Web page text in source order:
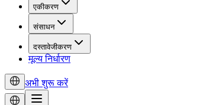
एकीकरण
संसाधन
दस्तावेजीकरण
मूल्य निर्धारण
अभी शुरू करें